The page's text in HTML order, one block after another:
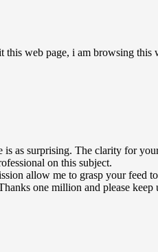
this web page, i am browsing
is as surprising. The clarity for
on this subject.
allow me to grasp your feed
one million and please